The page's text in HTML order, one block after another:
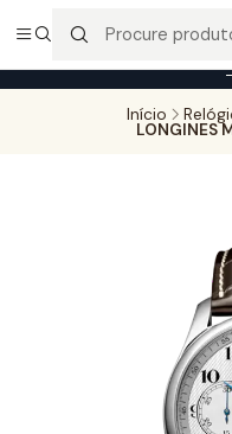
Entregas gratuitas para
encomendas serão
Início
LONGINES